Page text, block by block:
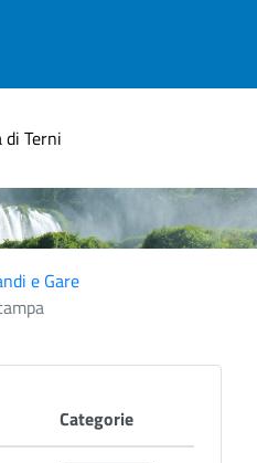
di Terni
e Gare
Categorie